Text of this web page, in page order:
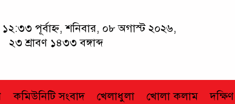
১২:৩৩ পূর্বাহ্ন, শনিবার, ০৮ অগাস্ট ২০২৬,
২৩ শ্রাবণ ১৪৩৩ বঙ্গাব্দ
কমিউনিটি সংবাদ খেলাধুলা খোলা কলাম